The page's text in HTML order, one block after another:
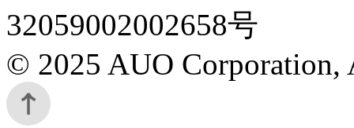
32059002002658号
© 2025 AUO Corporation,